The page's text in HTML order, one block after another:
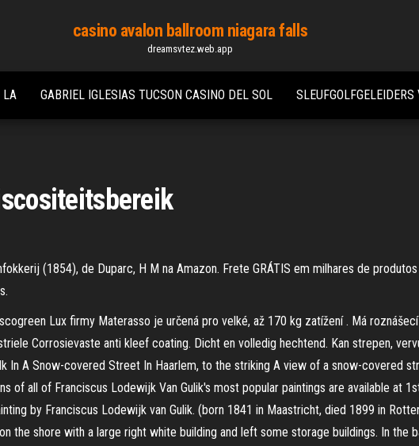
casino avalon ballroom niagara falls
dreamsvtez.web.app
LA GABRIEL IGLESIAS TUCSON CASINO DEL SOL
(1854), de Duparc, H M na Amazon. Frete GRÁTIS em milhares de
Lux firmy Materasso je určená pro velké, až 170 kg zatížení . Má
Corrosievaste anti kleef coating. Dicht en volledig hechtend. Kan strepen,
In A Snow-covered Street In Haarlem, to the striking A view of a snow-covered
of all of Franciscus Lodewijk Van Gulik's most popular paintings are available at
by Franciscus Lodewijk van Gulik. (born 1841 in Maastricht, died 1899 in
the shore with a large right white building and left some storage buildings. In the